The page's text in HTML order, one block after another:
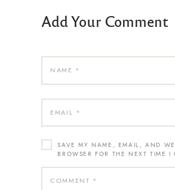
Add Your Comment
SAVE MY NAME, EMAIL, AND
BROWSER FOR THE NEXT TIME I